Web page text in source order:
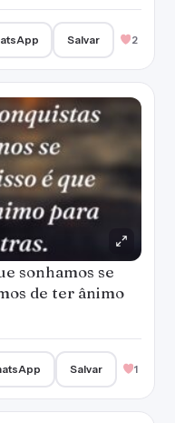
Salvar 2
sonhamos se
de ter ânimo
Salvar 1